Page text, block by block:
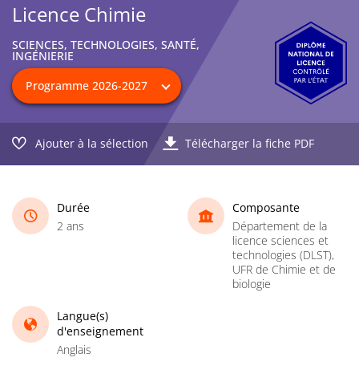
Licence Chimie
SCIENCES, TECHNOLOGIES, SANTÉ,
INGÉNIERIE
Ajouter à la sélection Télécharger la fiche PDF
Durée
2 ans
Composante
Département de la
licence sciences et
technologies (DLST),
UFR de Chimie et de
biologie
Langue(s)
d'enseignement
Anglais